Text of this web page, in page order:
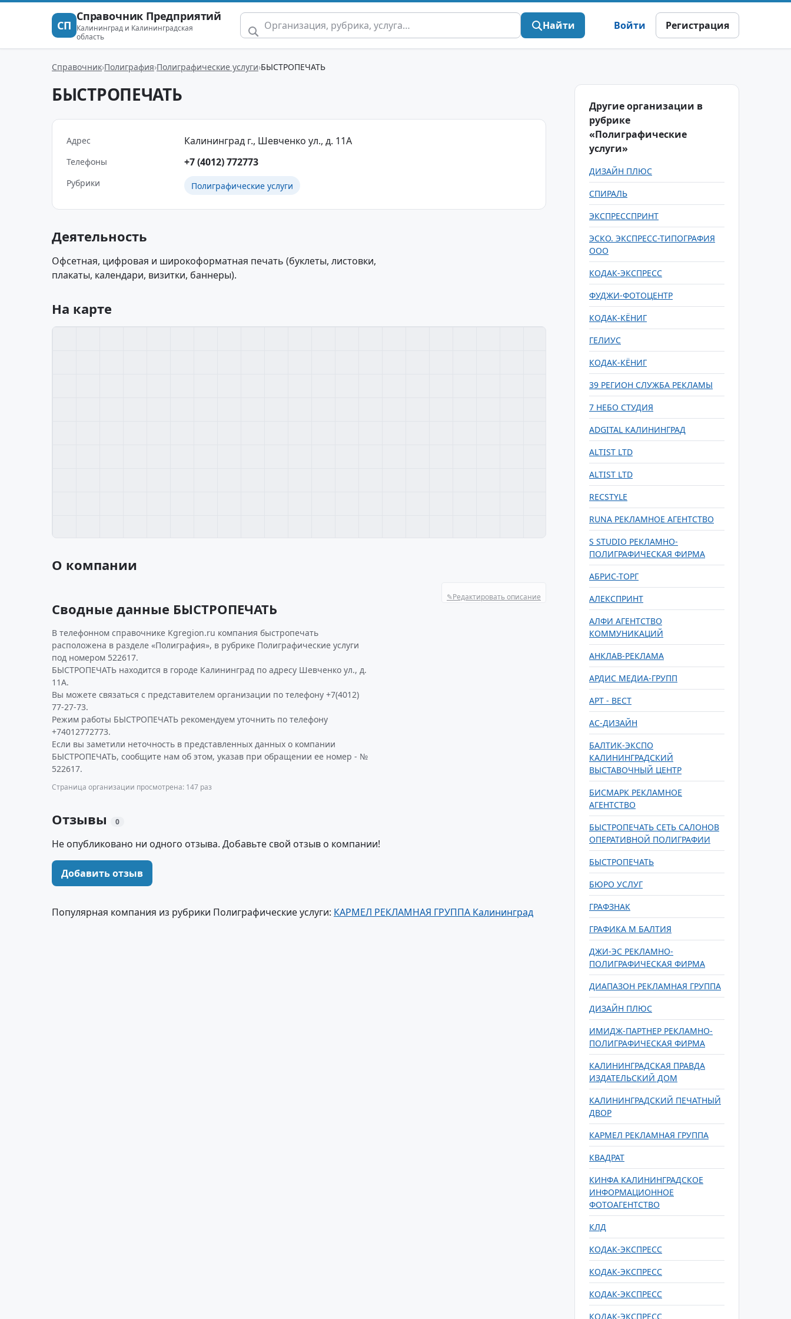
СП
Справочник Предприятий
Калининград и Калининградская
область
Найти Войти Регистрация
Справочник Полиграфия Полиграфические услуги БЫСТРОПЕЧАТЬ
БЫСТРОПЕЧАТЬ
Адрес Калининград г., Шевченко ул., д. 11А
Телефоны +7 (4012) 772773
Рубрики Полиграфические услуги
Деятельность
Офсетная, цифровая и широкоформатная печать (буклеты, листовки,
плакаты, календари, визитки, баннеры).
На карте
О компании
✎Редактировать описание
Сводные данные БЫСТРОПЕЧАТЬ
В телефонном справочнике Kgregion.ru компания быстропечать
расположена в разделе «Полиграфия», в рубрике Полиграфические услуги
под номером 522617.
БЫСТРОПЕЧАТЬ находится в городе Калининград по адресу Шевченко ул., д.
11А.
Вы можете связаться с представителем организации по телефону +7(4012)
77-27-73.
Режим работы БЫСТРОПЕЧАТЬ рекомендуем уточнить по телефону
+74012772773.
Если вы заметили неточность в представленных данных о компании
БЫСТРОПЕЧАТЬ, сообщите нам об этом, указав при обращении ее номер - №
522617.
Страница организации просмотрена: 147 раз
Отзывы 0
Не опубликовано ни одного отзыва. Добавьте свой отзыв о компании!
Добавить отзыв
Популярная компания из рубрики Полиграфические услуги: КАРМЕЛ РЕКЛАМНАЯ ГРУППА Калининград
Другие организации в
рубрике
«Полиграфические
услуги»
ДИЗАЙН ПЛЮС
СПИРАЛЬ
ЭКСПРЕССПРИНТ
ЭСКО. ЭКСПРЕСС-ТИПОГРАФИЯ
ООО
КОДАК-ЭКСПРЕСС
ФУДЖИ-ФОТОЦЕНТР
КОДАК-КЁНИГ
ГЕЛИУС
КОДАК-КЁНИГ
39 РЕГИОН СЛУЖБА РЕКЛАМЫ
7 НЕБО CТУДИЯ
ADGITAL КАЛИНИНГРАД
ALTIST LTD
ALTIST LTD
RECSTYLE
RUNA РЕКЛАМНОЕ АГЕНТСТВО
S STUDIO РЕКЛАМНО-
ПОЛИГРАФИЧЕСКАЯ ФИРМА
АБРИС-ТОРГ
АЛЕКСПРИНТ
АЛФИ АГЕНТСТВО
КОММУНИКАЦИЙ
АНКЛАВ-РЕКЛАМА
АРДИС МЕДИА-ГРУПП
АРТ - ВЕСТ
АС-ДИЗАЙН
БАЛТИК-ЭКСПО
КАЛИНИНГРАДСКИЙ
ВЫСТАВОЧНЫЙ ЦЕНТР
БИСМАРК РЕКЛАМНОЕ
АГЕНТСТВО
БЫСТРОПЕЧАТЬ СЕТЬ САЛОНОВ
ОПЕРАТИВНОЙ ПОЛИГРАФИИ
БЫСТРОПЕЧАТЬ
БЮРО УСЛУГ
ГРАФЗНАК
ГРАФИКА М БАЛТИЯ
ДЖИ-ЭС РЕКЛАМНО-
ПОЛИГРАФИЧЕСКАЯ ФИРМА
ДИАПАЗОН РЕКЛАМНАЯ ГРУППА
ДИЗАЙН ПЛЮС
ИМИДЖ-ПАРТНЕР РЕКЛАМНО-
ПОЛИГРАФИЧЕСКАЯ ФИРМА
КАЛИНИНГРАДСКАЯ ПРАВДА
ИЗДАТЕЛЬСКИЙ ДОМ
КАЛИНИНГРАДСКИЙ ПЕЧАТНЫЙ
ДВОР
КАРМЕЛ РЕКЛАМНАЯ ГРУППА
КВАДРАТ
КИНФА КАЛИНИНГРАДСКОЕ
ИНФОРМАЦИОННОЕ
ФОТОАГЕНТСТВО
КЛД
КОДАК-ЭКСПРЕСС
КОДАК-ЭКСПРЕСС
КОДАК-ЭКСПРЕСС
КОДАК-ЭКСПРЕСС